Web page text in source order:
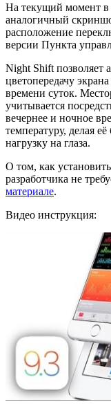
На текущий момент в
аналогичный
расположение
версии Пункта
Night Shift позволяет
цветопередачу
времени суток.
учитывается
вечернее и ночное
температуру, делая
нагрузку на глаза.
О том, как
разработчика не
материале.
Видео инструкция: